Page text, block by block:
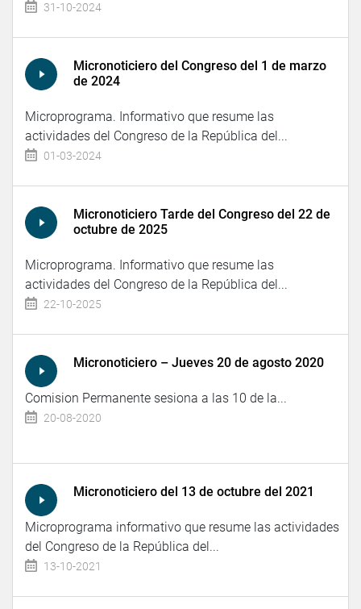
31-10-2024
Micronoticiero del Congreso del 1 de marzo
de 2024
Microprograma. Informativo que resume las
actividades del Congreso de la República del...
01-03-2024
Micronoticiero Tarde del Congreso del 22 de
octubre de 2025
Microprograma. Informativo que resume las
actividades del Congreso de la República del...
22-10-2025
Micronoticiero – Jueves 20 de agosto 2020
Comision Permanente sesiona a las 10 de la...
20-08-2020
Micronoticiero del 13 de octubre del 2021
Microprograma informativo que resume las actividades
del Congreso de la República del...
13-10-2021